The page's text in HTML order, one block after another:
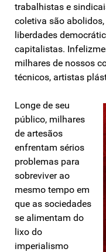
trabalhistas e
coletiva são
liberdades
capitalistas.
milhares de nossos
técnicos, artistas
Longe de seu
público, milhares
de artesãos
enfrentam sérios
problemas para
sobreviver ao
mesmo tempo em
que as sociedades
se alimentam do
lixo do
imperialismo